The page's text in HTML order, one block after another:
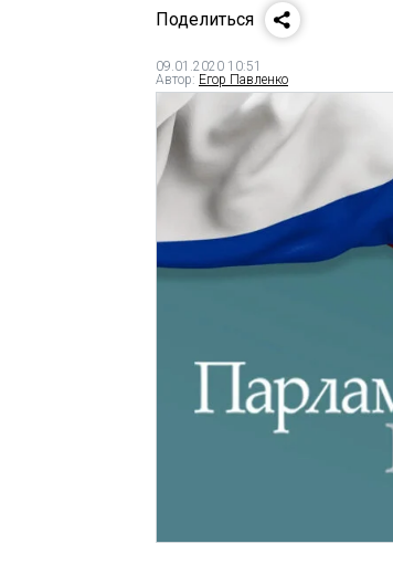
Поделиться
09.01.2020 10:51
Автор: Егор Павленко